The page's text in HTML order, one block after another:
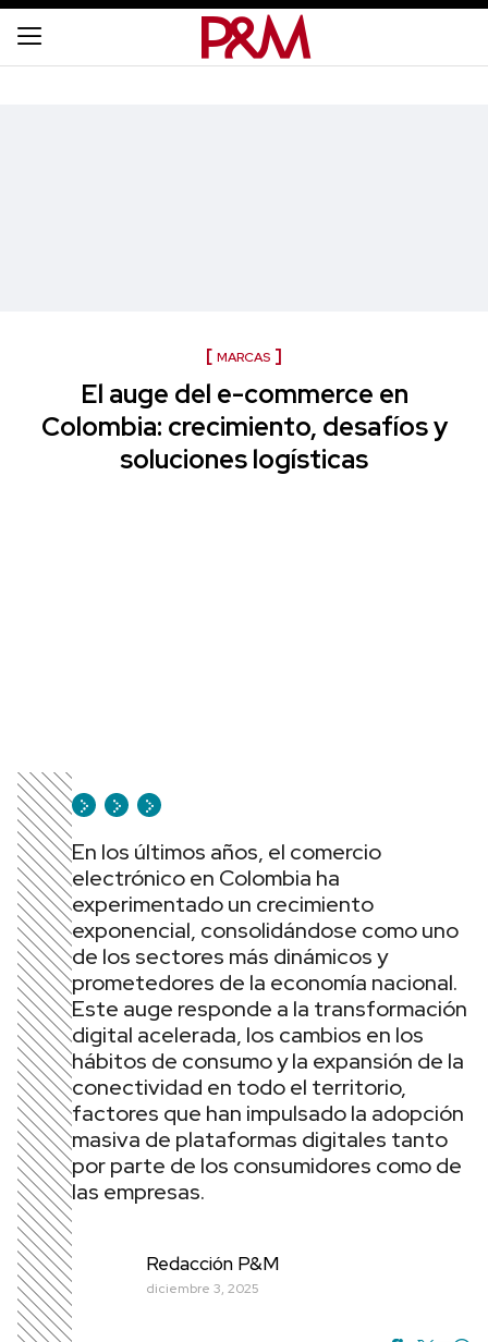
MARCAS
El auge del e-commerce en
Colombia: crecimiento, desafíos y
soluciones logísticas
En los últimos años, el comercio
electrónico en Colombia ha
experimentado un crecimiento
exponencial, consolidándose como uno
de los sectores más dinámicos y
prometedores de la economía nacional.
Este auge responde a la transformación
digital acelerada, los cambios en los
hábitos de consumo y la expansión de la
conectividad en todo el territorio,
factores que han impulsado la adopción
masiva de plataformas digitales tanto
por parte de los consumidores como de
las empresas.
Redacción P&M
diciembre 3, 2025